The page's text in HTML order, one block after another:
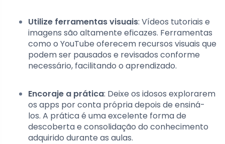
Utilize ferramentas visuais: Vídeos tutoriais e
imagens são altamente eficazes. Ferramentas
como o YouTube oferecem recursos visuais que
podem ser pausados e revisados conforme
necessário, facilitando o aprendizado.
Encoraje a prática: Deixe os idosos explorarem
os apps por conta própria depois de ensiná-
los. A prática é uma excelente forma de
descoberta e consolidação do conhecimento
adquirido durante as aulas.